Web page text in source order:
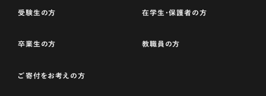
受験生の方 在学生・保護者の方
卒業生の方 教職員の方
ご寄付をお考えの方